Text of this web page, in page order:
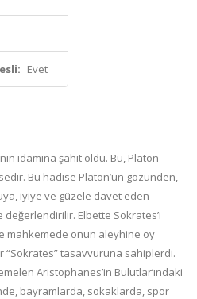
Evet
idamına şahit oldu. Bu, Platon
Bu hadise Platon’un gözünden,
iyiye ve güzele davet eden
Elbette Sokrates’i
mahkemede onun aleyhine oy
“Sokrates” tasavvuruna sahiplerdi.
Aristophanes’in Bulutlar’ındaki
bayramlarda, sokaklarda, spor